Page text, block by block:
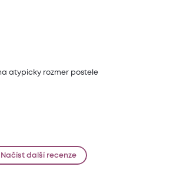
atypicky rozmer postele
Načíst další recenze